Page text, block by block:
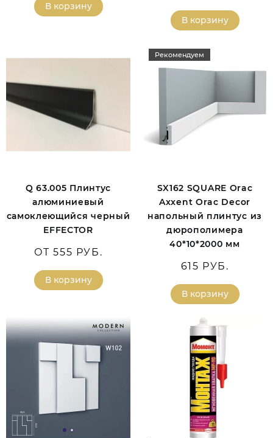
В корзину
В корзину
Q 63.005 Плинтус
алюминиевый
самоклеющийся черный
EFFECTOR
ОТ 555 РУБ.
В корзину
Рекомендуем
SX162 SQUARE Orac
Axxent Orac Decor
напольный плинтус из
дюрополимера
40*10*2000 мм
615 РУБ.
В корзину